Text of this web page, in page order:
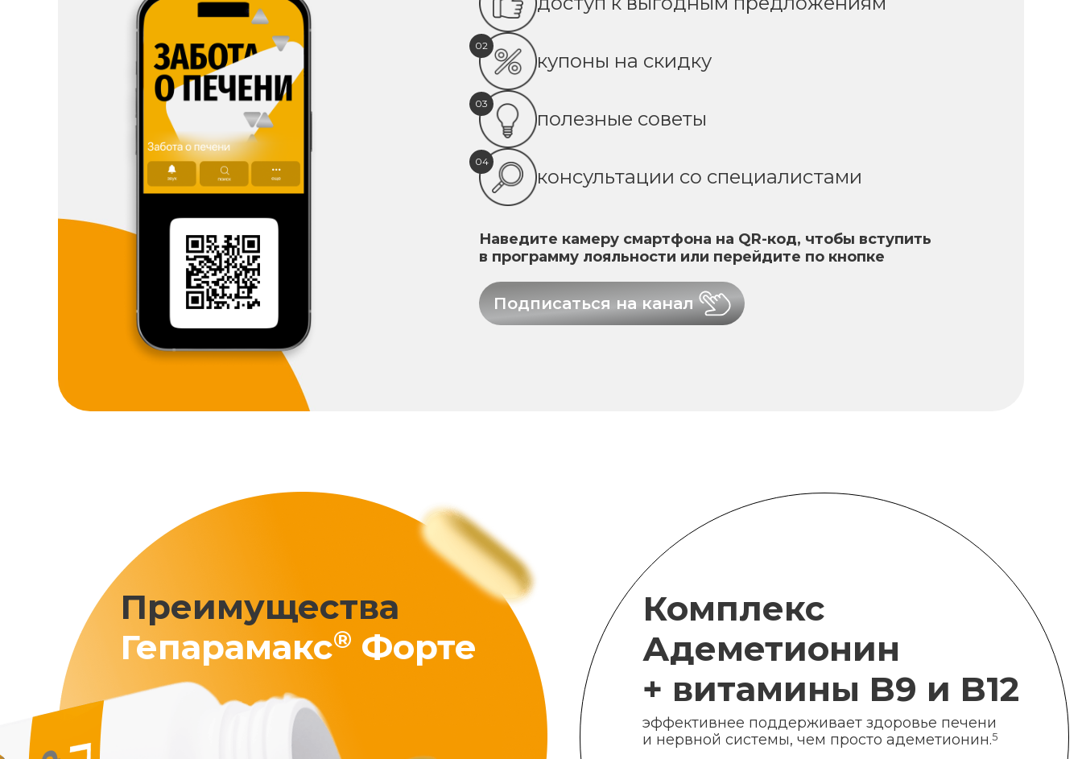
02
купоны на скидку
03
полезные советы
04
консультации со специалистами
Наведите камеру смартфона на QR-код, чтобы вступить
в программу лояльности или перейдите по кнопке
Подписаться на канал
Преимущества
Гепарамакс® Форте
Комплекс
Адеметионин
+ витамины B9 и B12
эффективнее поддерживает здоровье печени
и нервной системы, чем просто адеметионин.5